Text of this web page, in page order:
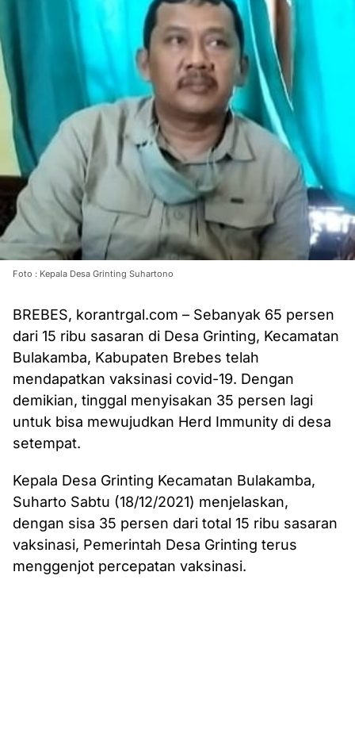
Foto : Kepala Desa Grinting Suhartono
BREBES, korantrgal.com – Sebanyak 65 persen
dari 15 ribu sasaran di Desa Grinting, Kecamatan
Bulakamba, Kabupaten Brebes telah
mendapatkan vaksinasi covid-19. Dengan
demikian, tinggal menyisakan 35 persen lagi
untuk bisa mewujudkan Herd Immunity di desa
setempat.
Kepala Desa Grinting Kecamatan Bulakamba,
Suharto Sabtu (18/12/2021) menjelaskan,
dengan sisa 35 persen dari total 15 ribu sasaran
vaksinasi, Pemerintah Desa Grinting terus
menggenjot percepatan vaksinasi.